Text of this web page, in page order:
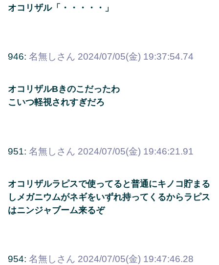
オコリザル「・・・・・」
946: 名無しさん 2024/07/05(金) 19:37:54.74
オコリザルBきのこだったわ
こいつ軽視されすぎだろ
951: 名無しさん 2024/07/05(金) 19:46:21.91
オコリザルラピスで使ってると普通にキノコ貯まる
しメガニウムがネギをいずれ持ってくるからラピス
はニンジャブーム来るぞ
954: 名無しさん 2024/07/05(金) 19:47:46.28